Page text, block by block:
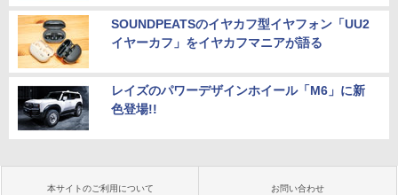
SOUNDPEATSのイヤカフ型イヤフォン「UU2
イヤーカフ」をイヤカフマニアが語る
レイズのパワーデザインホイール「M6」に新
色登場!!
本サイトのご利用について お問い合わせ